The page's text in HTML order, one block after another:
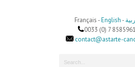
Français -English -
0033 (0) 7
contact@astarte-